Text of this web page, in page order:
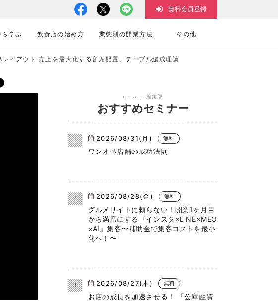
ら学ぶ 飲食店の始め方 業態別の開業方法 その他
無料会員登録
イアウト 売上を最大化する客席配置、テーブル編成理論
canaeru編集部
おすすめセミナー
2026/08/31(月) 無料
ワンオペ店舗の成功法則
2026/08/28(金) 無料
グルメサイトに頼らない！開業1ヶ月目
から満席にする『インスタ×LINE×MEO
×AI』集客〜補助金で集客コストを最小
化へ！〜
2026/08/27(木) 無料
お店の成長を加速させる！ 「公庫融資